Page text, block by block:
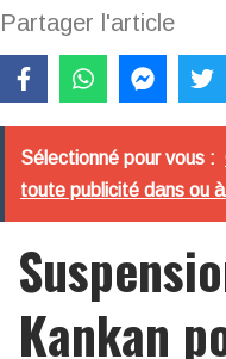
Partager l'article
Sélectionné pour vous :
toute publicité dans ou
Kankan